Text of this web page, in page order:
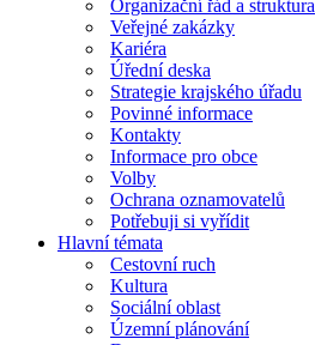
Organizační řád a struktura
Veřejné zakázky
Kariéra
Úřední deska
Strategie krajského úřadu
Povinné informace
Kontakty
Informace pro obce
Volby
Ochrana oznamovatelů
Potřebuji si vyřídit
Hlavní témata
Cestovní ruch
Kultura
Sociální oblast
Územní plánování